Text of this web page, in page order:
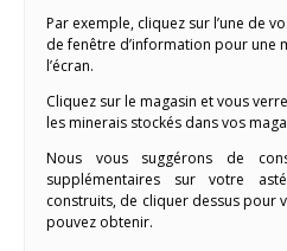
Par exemple, cliquez sur l’une de
de fenêtre d’information pour une
l’écran.
Cliquez sur le magasin et vous
les minerais stockés dans vos
Nous vous suggérons de
supplémentaires sur votre
construits, de cliquer dessus pour
pouvez obtenir.